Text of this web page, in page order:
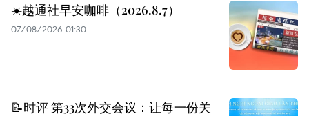
☀️越通社早安咖啡（2026.8.7）
07/08/2026 01:30
📝时评 第33次外交会议：让每一份关